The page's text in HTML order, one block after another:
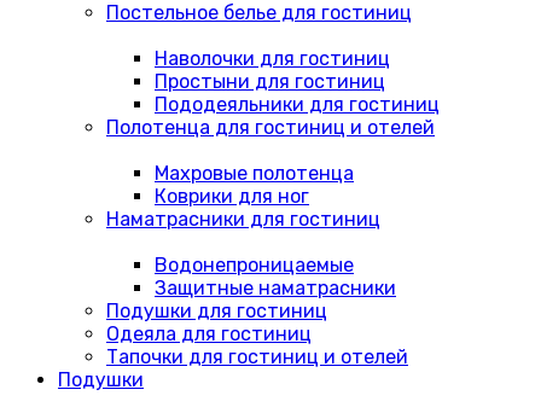
Постельное белье для гостиниц
Наволочки для гостиниц
Простыни для гостиниц
Пододеяльники для гостиниц
Полотенца для гостиниц и отелей
Махровые полотенца
Коврики для ног
Наматрасники для гостиниц
Водонепроницаемые
Защитные наматрасники
Подушки для гостиниц
Одеяла для гостиниц
Тапочки для гостиниц и отелей
Подушки